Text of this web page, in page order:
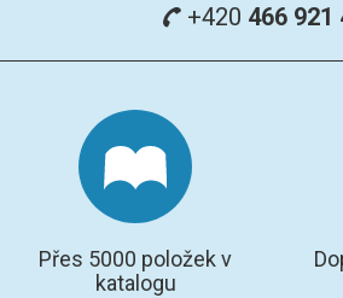
KALIBRACE
TERS
RAMAN
+420 466 921
Přes 5000 položek v
katalogu